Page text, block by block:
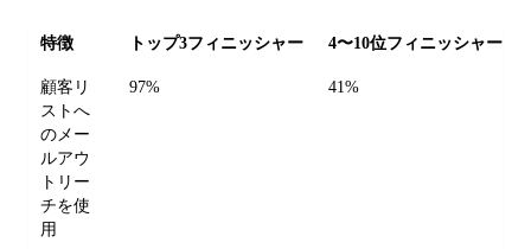
特徴 トップ3フィニッシャー 4〜10位フィニッシャー
顧客リ
ストへ
のメー
ルアウ
トリー
チを使
用
97% 41%